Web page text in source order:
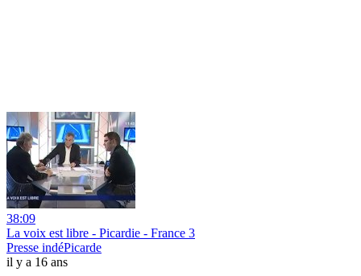
38:09
La voix est libre - Picardie - France 3
Presse indéPicarde
il y a 16 ans